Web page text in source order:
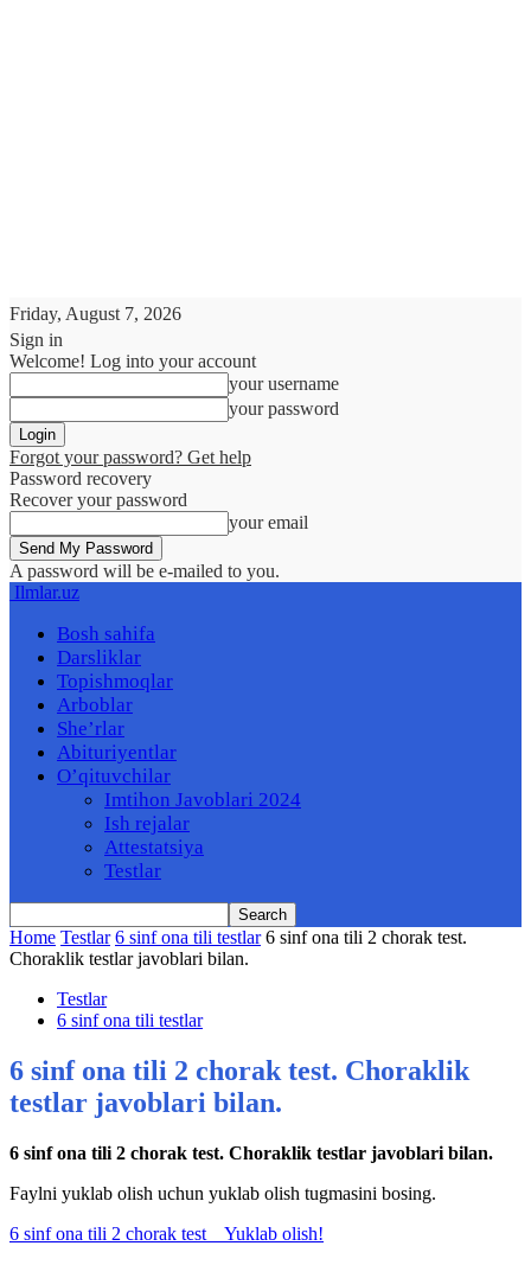
Friday, August 7, 2026
Sign in
Welcome! Log into your account
your username
your password
Forgot your password? Get help
Password recovery
Recover your password
your email
A password will be e-mailed to you.
Ilmlar.uz
Bosh sahifa
Darsliklar
Topishmoqlar
Arboblar
She’rlar
Abituriyentlar
O’qituvchilar
Imtihon Javoblari 2024
Ish rejalar
Attestatsiya
Testlar
Home Testlar 6 sinf ona tili testlar 6 sinf ona tili 2 chorak test.
Choraklik testlar javoblari bilan.
Testlar
6 sinf ona tili testlar
6 sinf ona tili 2 chorak test. Choraklik
testlar javoblari bilan.
6 sinf ona tili 2 chorak test. Choraklik testlar javoblari bilan.
Faylni yuklab olish uchun yuklab olish tugmasini bosing.
6 sinf ona tili 2 chorak test Yuklab olish!